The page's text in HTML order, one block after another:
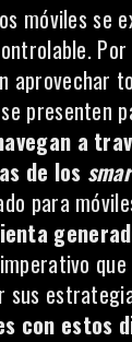
móviles se
aprovechar
presenten
a
de los
para
sus
con estos